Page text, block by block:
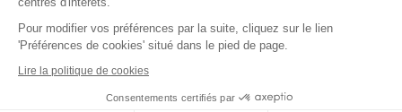
Pour modifier vos préférences par la suite, cliquez sur le lien
'Préférences de cookies' situé dans le pied de page.
Lire la politique de cookies
Consentements certifiés par
Foodchéri. Tous droits réservés.